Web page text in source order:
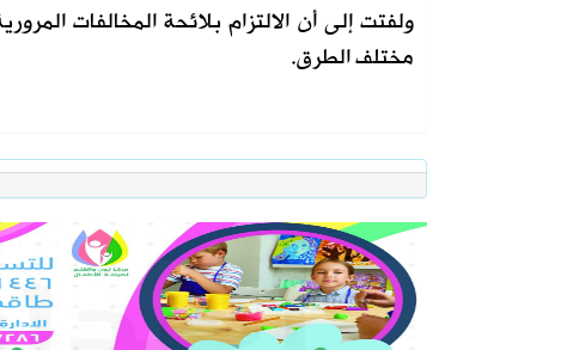
ولفتت إلى أن الالتزام بلائحة المخالفات
مختلف الطرق.